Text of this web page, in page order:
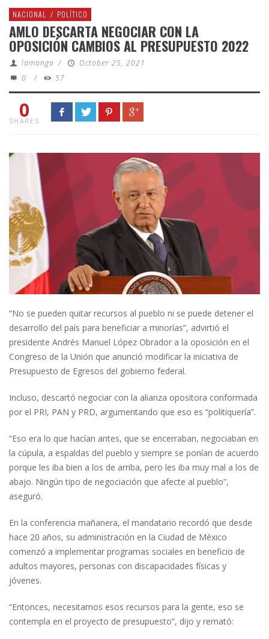
NACIONAL / POLÍTICO
AMLO DESCARTA NEGOCIAR CON LA
OPOSICIÓN CAMBIOS AL PRESUPUESTO 2022
lamanga /
October 25, 2021
0
/ 57
0
SHARES
“No se pueden quitar recursos al pueblo ni se puede detener el
desarrollo del país para beneficiar a minorías”, advirtió el
presidente Andrés Manuel López Obrador a la oposición en el
Congreso de la Unión que anunció modificar la iniciativa de
Presupuesto de Egresos del gobierno federal.
Incluso, descartó negociar con la alianza opositora conformada
por el PRI, PAN y PRD, argumentando que eso es “politiquería”.
“Eso era lo que hacían antes, que se encerraban, negociaban en
la cúpula, a espaldas del pueblo y siempre se ponían de acuerdo
porque les iba bien a los de arriba, pero les iba muy mal a los de
abajo. Ningún tipo de negociación que afecte al pueblo”,
aseguró.
En la conferencia mañanera, el mandatario recordó que desde
hace 20 años, su administración en la Ciudad de México
comenzó a implementar programas sociales en beneficio de
adultos mayores, personas con discapacidades físicas y
jóvenes.
“Entonces, necesitamos esos recursos para la gente, eso se
contempla en el proyecto de presupuesto”, dijo y remató: